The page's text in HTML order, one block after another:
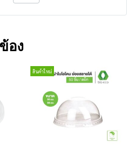
อง
สินค้าใหม่